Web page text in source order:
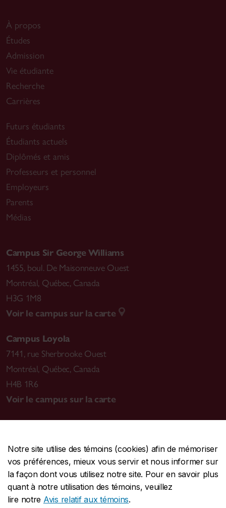
Notre site utilise des témoins (cookies) afin de mémoriser
vos préférences, mieux vous servir et nous informer sur
la façon dont vous utilisez notre site. Pour en savoir plus
quant à notre utilisation des témoins, veuillez
lire notre Avis relatif aux témoins.
À propos
Études
Admission
Vie étudiante
Recherche
Carrières
Futurs étudiants
Étudiants actuels
Diplômés et amis
Professeurs et personnel
Employeurs
Parents
Médias
Campus Sir George Williams
1455, boul. De Maisonneuve Ouest
Montréal, Québec, Canada
H3G 1M8
Voir le campus sur la carte
Campus Loyola
7141, rue Sherbrooke Ouest
Montréal, Québec, Canada
H4B 1R6
Voir le campus sur la carte
CENTRALE514-848-2424
URGENCE514-848-3717
Protection et prévention | Accessibilité | Confidentialité
Conditions d'utilisation